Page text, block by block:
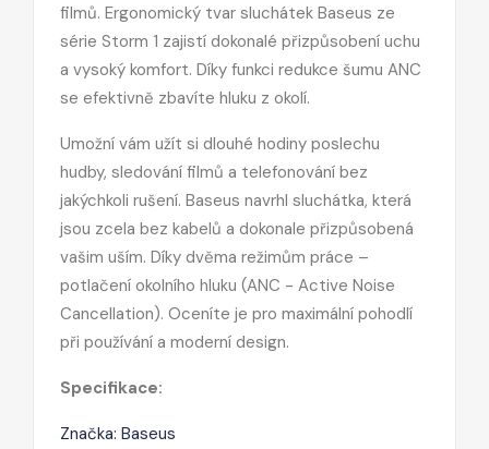
filmů. Ergonomický tvar sluchátek Baseus ze
série Storm 1 zajistí dokonalé přizpůsobení uchu
a vysoký komfort. Díky funkci redukce šumu ANC
se efektivně zbavíte hluku z okolí.
Umožní vám užít si dlouhé hodiny poslechu
hudby, sledování filmů a telefonování bez
jakýchkoli rušení. Baseus navrhl sluchátka, která
jsou zcela bez kabelů a dokonale přizpůsobená
vašim uším. Díky dvěma režimům práce –
potlačení okolního hluku (ANC - Active Noise
Cancellation). Oceníte je pro maximální pohodlí
při používání a moderní design.
Specifikace:
Značka: Baseus